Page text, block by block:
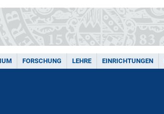
FORSCHUNG LEHRE EINRICHTUNGEN